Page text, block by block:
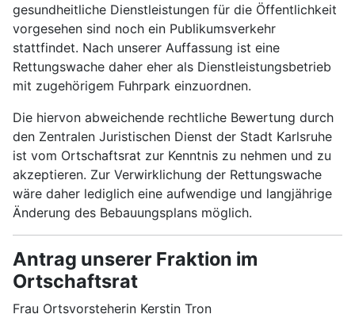
gesundheitliche Dienstleistungen für die Öffentlichkeit
vorgesehen sind noch ein Publikumsverkehr
stattfindet. Nach unserer Auffassung ist eine
Rettungswache daher eher als Dienstleistungsbetrieb
mit zugehörigem Fuhrpark einzuordnen.
Die hiervon abweichende rechtliche Bewertung durch
den Zentralen Juristischen Dienst der Stadt Karlsruhe
ist vom Ortschaftsrat zur Kenntnis zu nehmen und zu
akzeptieren. Zur Verwirklichung der Rettungswache
wäre daher lediglich eine aufwendige und langjährige
Änderung des Bebauungsplans möglich.
Antrag unserer Fraktion im
Ortschaftsrat
Frau Ortsvorsteherin Kerstin Tron